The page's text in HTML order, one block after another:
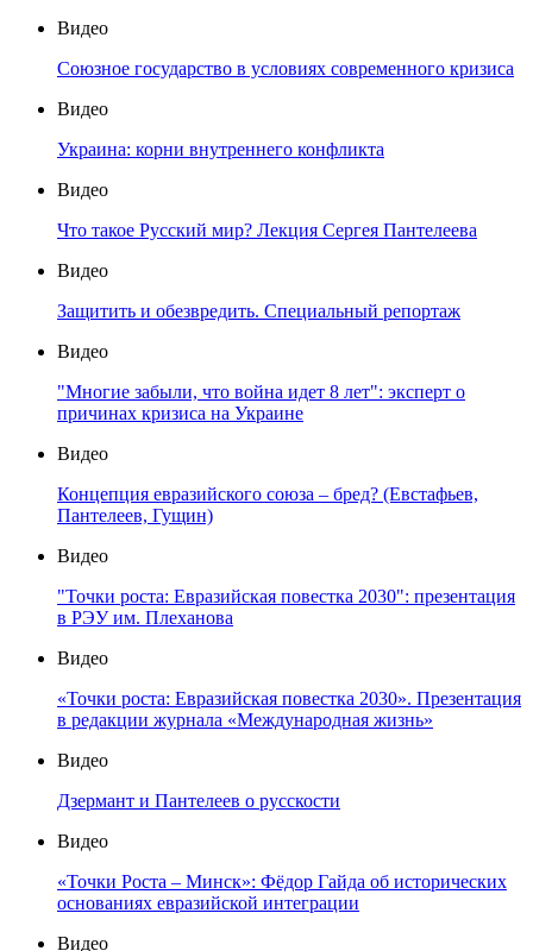
Видео
Союзное государство в условиях современного кризиса
Видео
Украина: корни внутреннего конфликта
Видео
Что такое Русский мир? Лекция Сергея Пантелеева
Видео
Защитить и обезвредить. Специальный репортаж
Видео
"Многие забыли, что война идет 8 лет": эксперт о
причинах кризиса на Украине
Видео
Концепция евразийского союза – бред? (Евстафьев,
Пантелеев, Гущин)
Видео
"Точки роста: Евразийская повестка 2030": презентация
в РЭУ им. Плеханова
Видео
«Точки роста: Евразийская повестка 2030». Презентация
в редакции журнала «Международная жизнь»
Видео
Дзермант и Пантелеев о русскости
Видео
«Точки Роста – Минск»: Фёдор Гайда об исторических
основаниях евразийской интеграции
Видео